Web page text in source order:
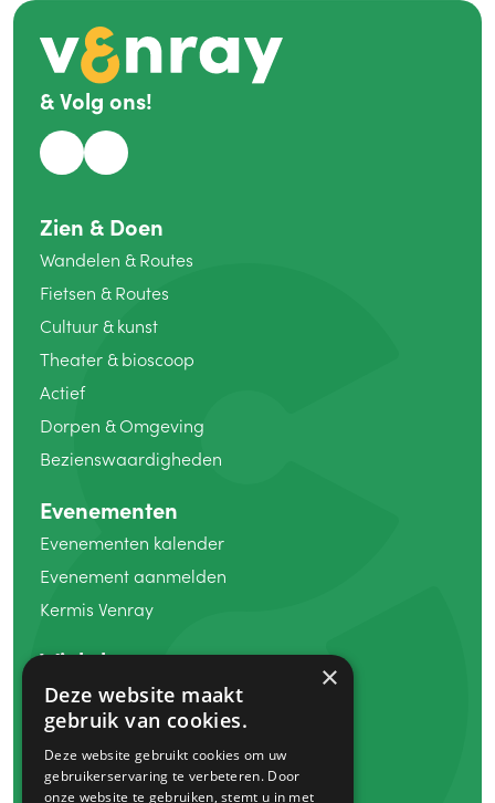
&Volg ons!
Zien & Doen
Wandelen &Routes
Fietsen &Routes
Cultuur&kunst
Theater&bioscoop
Actief
Dorpen &Omgeving
Bezienswaardigheden
Evenementen
Evenementen kalender
Evenement aanmelden
Kermis Venray
Winkelen
Koopzondag
Winkels
Markten
Venray bon
×
Deze website maakt
gebruik van cookies.
Deze website gebruikt cookies om uw
gebruikerservaring te verbeteren. Door
onze website te gebruiken, stemt u in met